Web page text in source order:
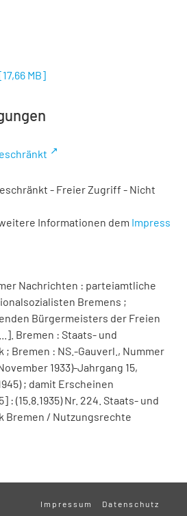
17,66 MB]
- Freier Zugriff - Nicht
Informationen dem Impress
Nachrichten : parteiamtliche
Bremens ;
Bürgermeisters der Freien
Bremen : Staats- und
Bremen : NS.-Gauverl., Nummer
1933)-Jahrgang 15,
; damit Erscheinen
: (15.8.1935) Nr. 224. Staats- und
Bremen / Nutzungsrechte
Impressum Datenschutz